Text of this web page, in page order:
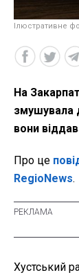
Ілюстративне
На
змушувала
вони
Про це
RegioNews.
Хустський